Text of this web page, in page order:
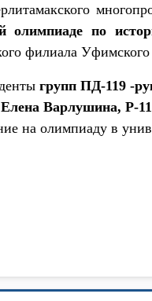
олимпиаде по
филиала
групп ПД-119 -
Варлушина, Р-
на олимпиаду в